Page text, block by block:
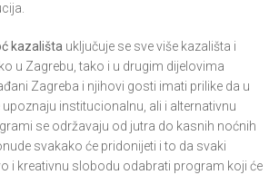
kazališta uključuje se sve više kazališta i
u Zagrebu, tako i u drugim dijelovima
Zagreba i njihovi gosti imati prilike da u
institucionalnu, ali i alternativnu
se održavaju od jutra do kasnih noćnih
svakako će pridonijeti i to da svaki
i kreativnu slobodu odabrati program koji će